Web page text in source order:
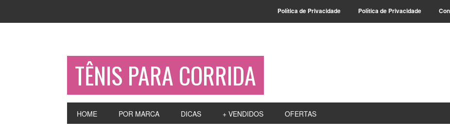
Política de Privacidade Política de Privacidade
TÊNIS PARA CORRIDA
HOME POR MARCA DICAS + VENDIDOS OFERTAS